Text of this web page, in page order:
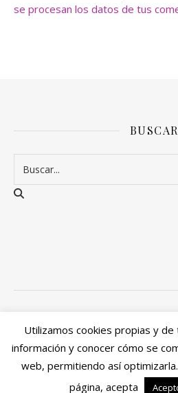
se procesan los datos de tus
BUSCAR
Política de privacidad Política de
Mi cuenta
Ashe Tema de
Utilizamos cookies propias y
información y conocer cómo se
web, permitiendo así
página, acepta